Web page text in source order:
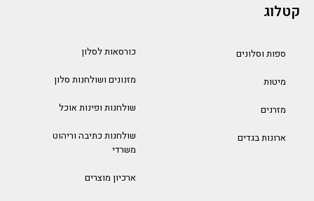
קטלוג
ספות וסלונים
מיטות
מזרנים
ארונות בגדים
כורסאות לסלון
מזנונים ושולחנות סלון
שולחנות ופינות אוכל
שולחנות כתיבה וריהוט
משרדי
ארכיון מוצרים